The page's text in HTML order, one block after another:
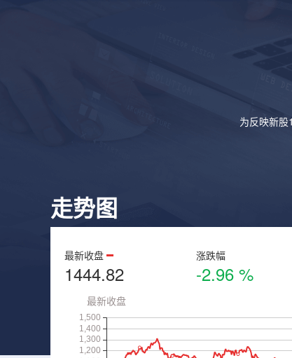
为反映新股
走势图
最新收盘
1444.82
涨跌幅
-2.96 %